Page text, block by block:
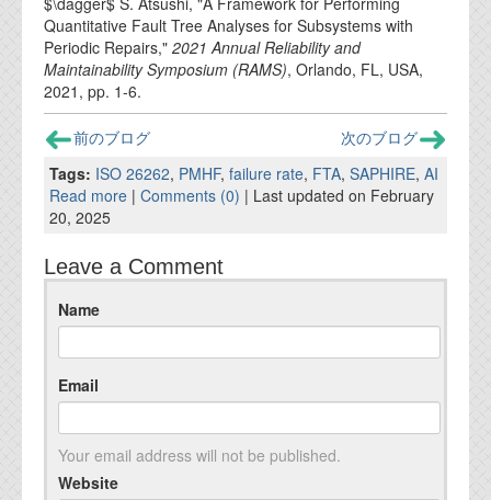
Quantitative Fault Tree Analyses for Subsystems with
Periodic Repairs," 2021 Annual Reliability and
Maintainability Symposium (RAMS), Orlando, FL, USA,
2021, pp. 1-6.
前のブログ
次のブログ
Tags: ISO 26262, PMHF, failure rate, FTA, SAPHIRE, AI
Read more | Comments (0) | Last updated on February
20, 2025
Leave a Comment
Name
Email
Your email address will not be published.
Website